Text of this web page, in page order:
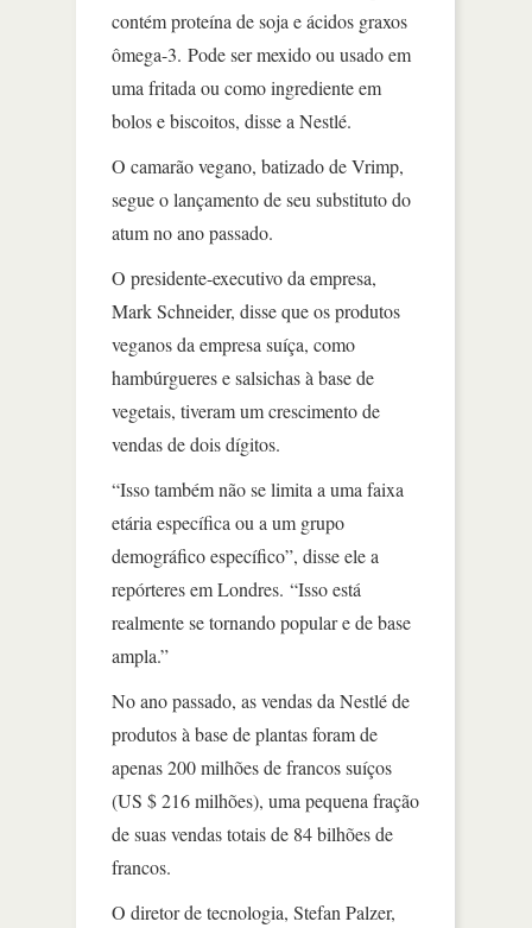
contém proteína de soja e ácidos graxos
ômega-3. Pode ser mexido ou usado em
uma fritada ou como ingrediente em
bolos e biscoitos, disse a Nestlé.
O camarão vegano, batizado de Vrimp,
segue o lançamento de seu substituto do
atum no ano passado.
O presidente-executivo da empresa,
Mark Schneider, disse que os produtos
veganos da empresa suíça, como
hambúrgueres e salsichas à base de
vegetais, tiveram um crescimento de
vendas de dois dígitos.
“Isso também não se limita a uma faixa
etária específica ou a um grupo
demográfico específico”, disse ele a
repórteres em Londres. “Isso está
realmente se tornando popular e de base
ampla.”
No ano passado, as vendas da Nestlé de
produtos à base de plantas foram de
apenas 200 milhões de francos suíços
(US $ 216 milhões), uma pequena fração
de suas vendas totais de 84 bilhões de
francos.
O diretor de tecnologia, Stefan Palzer,